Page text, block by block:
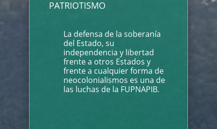
PATRIOTISMO
La defensa de la soberanía
del Estado, su
independencia y libertad
frente a otros Estados y
frente a cualquier forma de
neocolonialismos es una de
las luchas de la FUPNAPIB.